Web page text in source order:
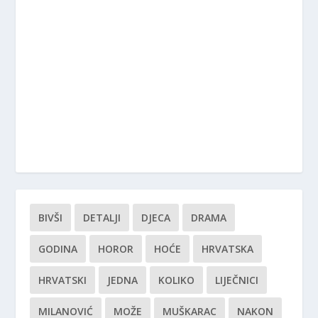
BIVŠI DETALJI DJECA DRAMA
GODINA HOROR HOĆE HRVATSKA
HRVATSKI JEDNA KOLIKO LIJEČNICI
MILANOVIĆ MOŽE MUŠKARAC NAKON